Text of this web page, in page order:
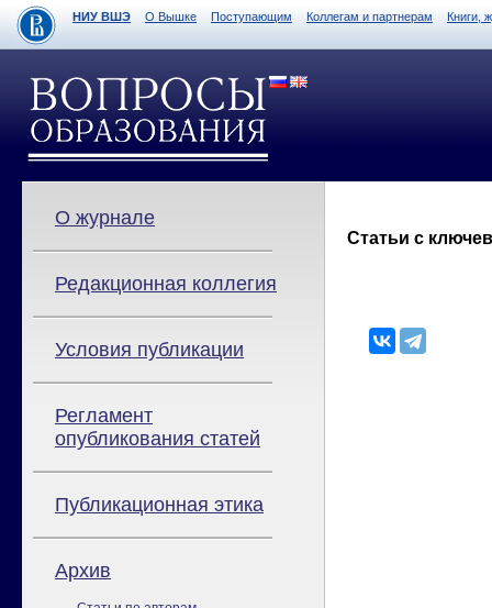
НИУ ВШЭ О Вышке Поступающим Коллегам и партнерам Книги,
О журнале
Редакционная коллегия
Условия публикации
Регламент
опубликования статей
Публикационная этика
Архив
Статьи с